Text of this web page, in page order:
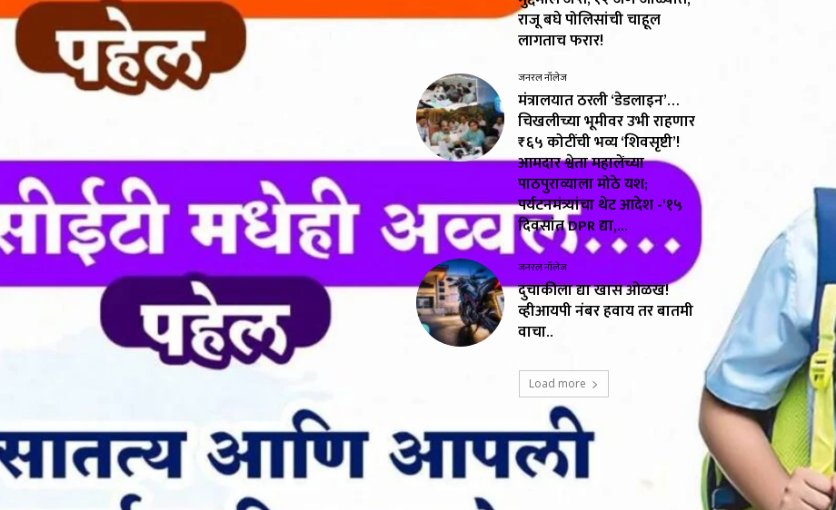
राजू बघे पोलिसांची चाहूल
लागताच फरार!
जनरल नॉलेज
मंत्रालयात ठरली ‘डेडलाइन’…
चिखलीच्या भूमीवर उभी राहणार
₹६५ कोटींची भव्य ‘शिवसृष्टी’!
आमदार श्वेता महालेंच्या
पाठपुराव्याला मोठे यश;
पर्यटनमंत्र्यांचा थेट आदेश -‘१५
दिवसांत DPR द्या,...
जनरल नॉलेज
दुचाकीला द्या खास ओळख!
व्हीआयपी नंबर हवाय तर बातमी
वाचा..
Load more